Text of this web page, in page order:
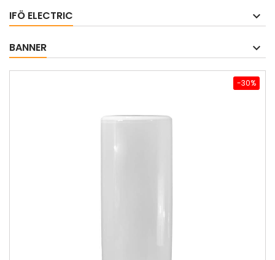
IFÖ ELECTRIC
BANNER
-30%